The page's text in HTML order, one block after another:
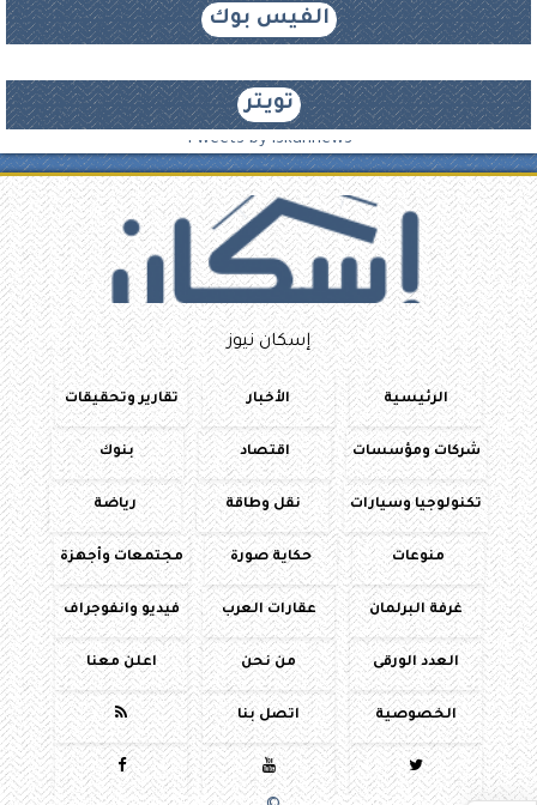
الفيس بوك
تويتر
Tweets by iskannews
إسكان نيوز
الرئيسية الأخبار تقارير وتحقيقات
شركات ومؤسسات اقتصاد بنوك
تكنولوجيا وسيارات نقل وطاقة رياضة
منوعات حكاية صورة مجتمعات وأجهزة
غرفة البرلمان عقارات العرب فيديو وانفوجراف
العدد الورقى من نحن اعلن معنا
الخصوصية اتصل بنا 


